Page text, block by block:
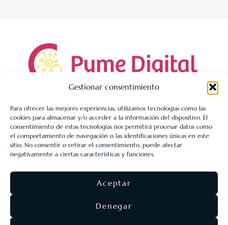
Gestionar consentimiento
Para ofrecer las mejores experiencias, utilizamos tecnologías como las
cookies para almacenar y/o acceder a la información del dispositivo. El
consentimiento de estas tecnologías nos permitirá procesar datos como
el comportamiento de navegación o las identificaciones únicas en este
sitio. No consentir o retirar el consentimiento, puede afectar
negativamente a ciertas características y funciones.
Aceptar
Denegar
LIBRERÍA UNIVERSITARIA LEÓN 1980 SLL ha sido beneficiaria
de Fondos Europeos, cuyo objetivo es la mejora de la
competitividad de las PYMES, y gracias al cual ha puesto en
marcha un Plan de Acción con el objetivo de reforzar la
digitalización y la competitividad de las pymes durante el año
2025. Para ello ha contado con el apoyo del Programa Pyme
Digital de la Cámara de Comercio de León.